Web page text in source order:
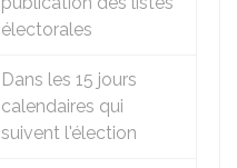
électorales
Dans les 15 jours
calendaires qui
suivent l'élection